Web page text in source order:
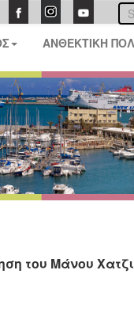
ΑΝΘΕΚΤΙΚΗ
του Μάνου